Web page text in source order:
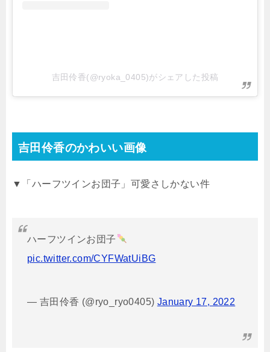
吉田伶香(@ryoka_0405)がシェアした投稿
吉田伶香のかわいい画像
▼「ハーフツインお団子」可愛さしかない件
ハーフツインお団子
pic.twitter.com/CYFWatUiBG
— 吉田伶香 (@ryo_ryo0405) January 17, 2022